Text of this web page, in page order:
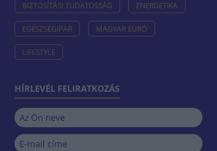
BIZTOSÍTÁSI TUDATOSSÁG ENERGETIKA
EGÉSZSÉGIPAR MAGYAR EURÓ
LIFESTYLE
HÍRLEVÉL FELIRATKOZÁS